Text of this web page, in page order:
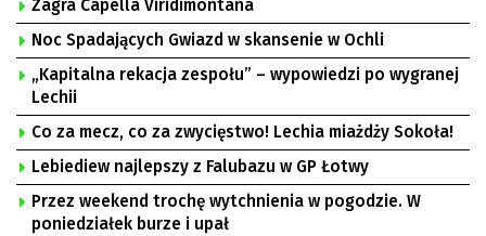
Zagra Capella Viridimontana
Noc Spadających Gwiazd w skansenie w Ochli
„Kapitalna rekacja zespołu” – wypowiedzi po wygranej
Lechii
Co za mecz, co za zwycięstwo! Lechia miażdży Sokoła!
Lebiediew najlepszy z Falubazu w GP Łotwy
Przez weekend trochę wytchnienia w pogodzie. W
poniedziałek burze i upał